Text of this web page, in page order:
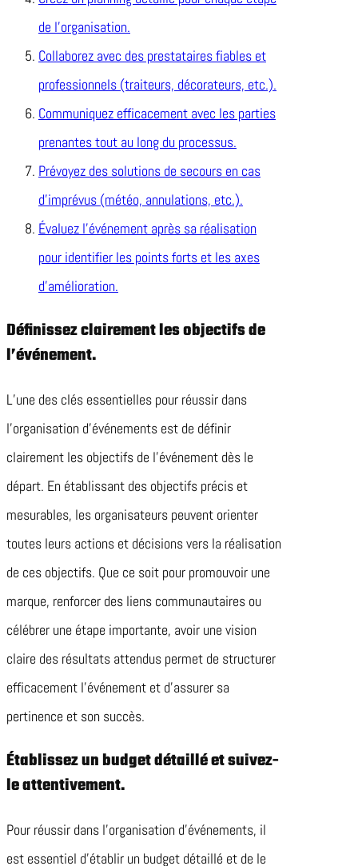
de l’organisation.
Collaborez avec des prestataires fiables et
professionnels (traiteurs, décorateurs, etc.).
Communiquez efficacement avec les parties
prenantes tout au long du processus.
Prévoyez des solutions de secours en cas
d’imprévus (météo, annulations, etc.).
Évaluez l’événement après sa réalisation
pour identifier les points forts et les axes
d’amélioration.
Définissez clairement les objectifs de
l’événement.
L’une des clés essentielles pour réussir dans
l’organisation d’événements est de définir
clairement les objectifs de l’événement dès le
départ. En établissant des objectifs précis et
mesurables, les organisateurs peuvent orienter
toutes leurs actions et décisions vers la réalisation
de ces objectifs. Que ce soit pour promouvoir une
marque, renforcer des liens communautaires ou
célébrer une étape importante, avoir une vision
claire des résultats attendus permet de structurer
efficacement l’événement et d’assurer sa
pertinence et son succès.
Établissez un budget détaillé et suivez-
le attentivement.
Pour réussir dans l’organisation d’événements, il
est essentiel d’établir un budget détaillé et de le